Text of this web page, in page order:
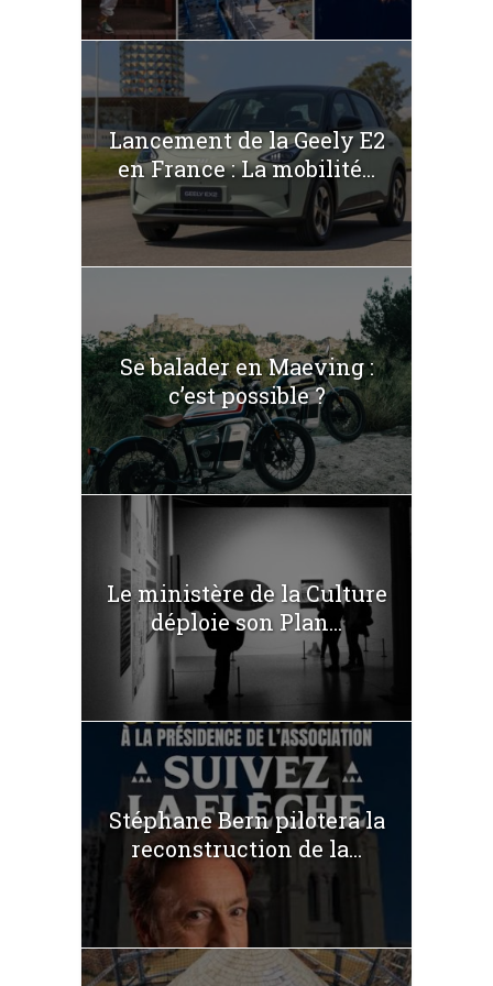
Lancement de la Geely E2
en France : La mobilité...
Se balader en Maeving :
c’est possible ?
Le ministère de la Culture
déploie son Plan...
Stéphane Bern pilotera la
reconstruction de la...